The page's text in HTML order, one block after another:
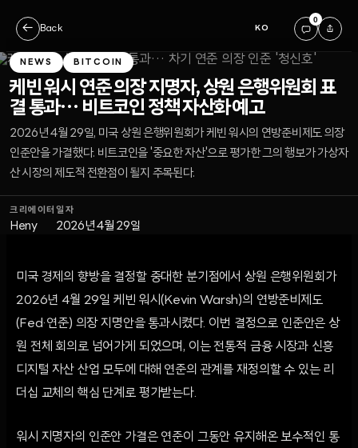
← Back KO
0
NEWS BITCOIN
케빈 워시 연준 의장 지명자, 상원 은행위원회 표
결 통과… 비트코인 정책 자산화 예고
2026년 4월 29일, 미국 상원 은행위원회가 케빈 워시의 연방준비제도 의장
인준안을 가결했다. 비트코인을 '중요한 자산'으로 평가한 그의 행보가 가상자
산 시장의 제도적 전환점이 될지 주목된다.
크리에이터
Heny
일자
2026년 4월 29일
미국 경제의 향방을 결정할 중대한 분기점에서 상원 은행위원회가
2026년 4월 29일 케빈 워시(Kevin Warsh)의 연방준비제도
(Fed·연준) 의장 지명안을 통과시켰다. 이번 결정으로 인준안은 상
원 전체 회의로 넘어가게 되었으며, 이는 전통적 금융 시장과 신흥
디지털 자산 산업 모두에 대해 연준의 관계를 재정의할 수 있는 리
더십 교체의 핵심 단계로 평가받는다.
워시 지명자의 인준안 가결은 연준이 그동안 유지해온 보수적인 통